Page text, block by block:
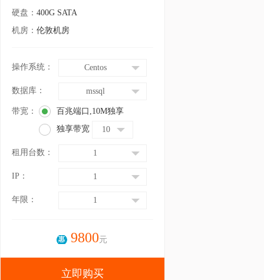
硬盘： 400G SATA
机房： 伦敦机房
操作系统： Centos
数据库： mssql
带宽：
百兆端口,10M独享
独享带宽
10
租用台数： 1
IP： 1
年限： 1
9800元
立即购买